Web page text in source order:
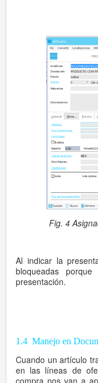
Fig. 4
Al indicar la
bloqueadas
presentación.
1.4 Manejo en
Cuando un artículo
en las líneas de